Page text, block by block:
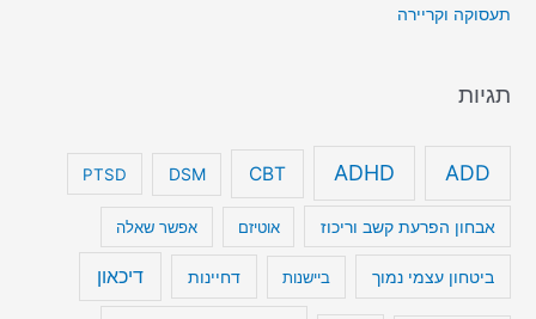
תעסוקה וקריירה
תגיות
ADD
ADHD
CBT
DSM
PTSD
אבחון הפרעת קשב וריכוז אוטיזם אפשר שאלה
ביטחון עצמי נמוך ביישנות דחיינות דיכאון